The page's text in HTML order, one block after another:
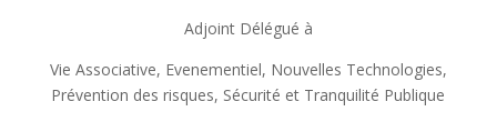
Adjoint Délégué à
Vie Associative, Evenementiel, Nouvelles Technologies,
Prévention des risques, Sécurité et Tranquilité Publique